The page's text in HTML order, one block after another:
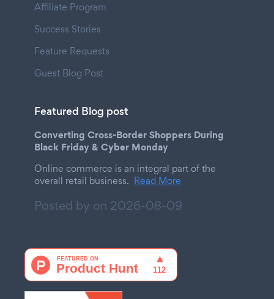
Affiliate Program
Success Stories
Feature Requests
Guest Blog Post
Featured Blog post
Converting Cross-Border Shoppers During
Black Friday & Cyber Monday
Online commerce is an integral part of the
overall retail business. Read More
Posted by on 2026-08-09